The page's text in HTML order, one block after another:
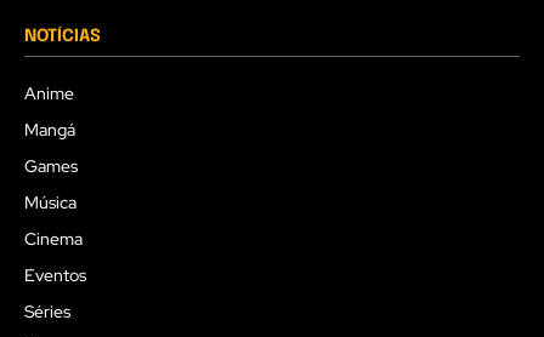
NOTÍCIAS
Anime
Mangá
Games
Música
Cinema
Eventos
Séries